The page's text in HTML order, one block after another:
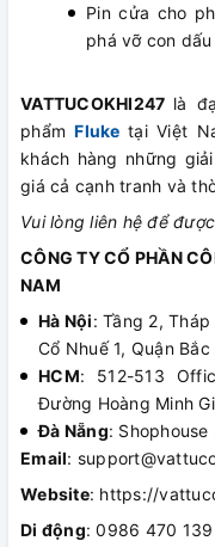
Pin cửa cho
phá vỡ con
VATTUCOKHI247 là
phẩmFluketại Việt
khách hàng những
giá cả cạnh tranh và
Vui lòng liên hệ để
CÔNG TY CỔ PHẦN
NAM
Hà Nội: Tầng 2,
Cổ Nhuế 1, Quận
HCM: 512-513
Đường Hoàng Minh
Đà Nẵng:
Email:
Website: https://
Di động: 0986 470 139